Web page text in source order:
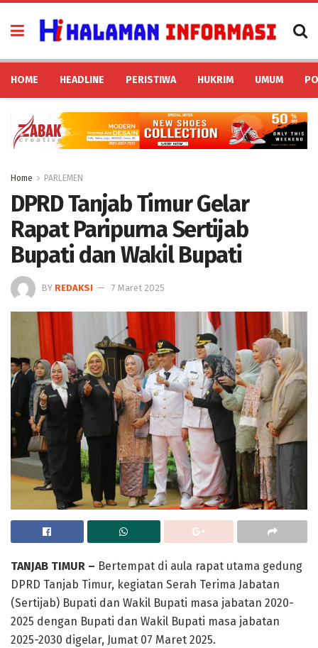
HOME HEADLINE PERISTIWA HUKRIM UMUM
Home PARLEMEN
DPRD Tanjab Timur Gelar
Rapat Paripurna Sertijab
Bupati dan Wakil Bupati
BY REDAKSI 7 Maret 2025
TANJAB TIMUR – Bertempat di aula rapat utama gedung
DPRD Tanjab Timur, kegiatan Serah Terima Jabatan
(Sertijab) Bupati dan Wakil Bupati masa jabatan 2020-
2025 dengan Bupati dan Wakil Bupati masa jabatan
2025-2030 digelar, Jumat 07 Maret 2025.